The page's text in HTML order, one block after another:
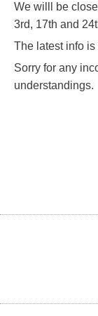
We willl be
3rd, 17th and
The latest info is
Sorry for any
understandings.